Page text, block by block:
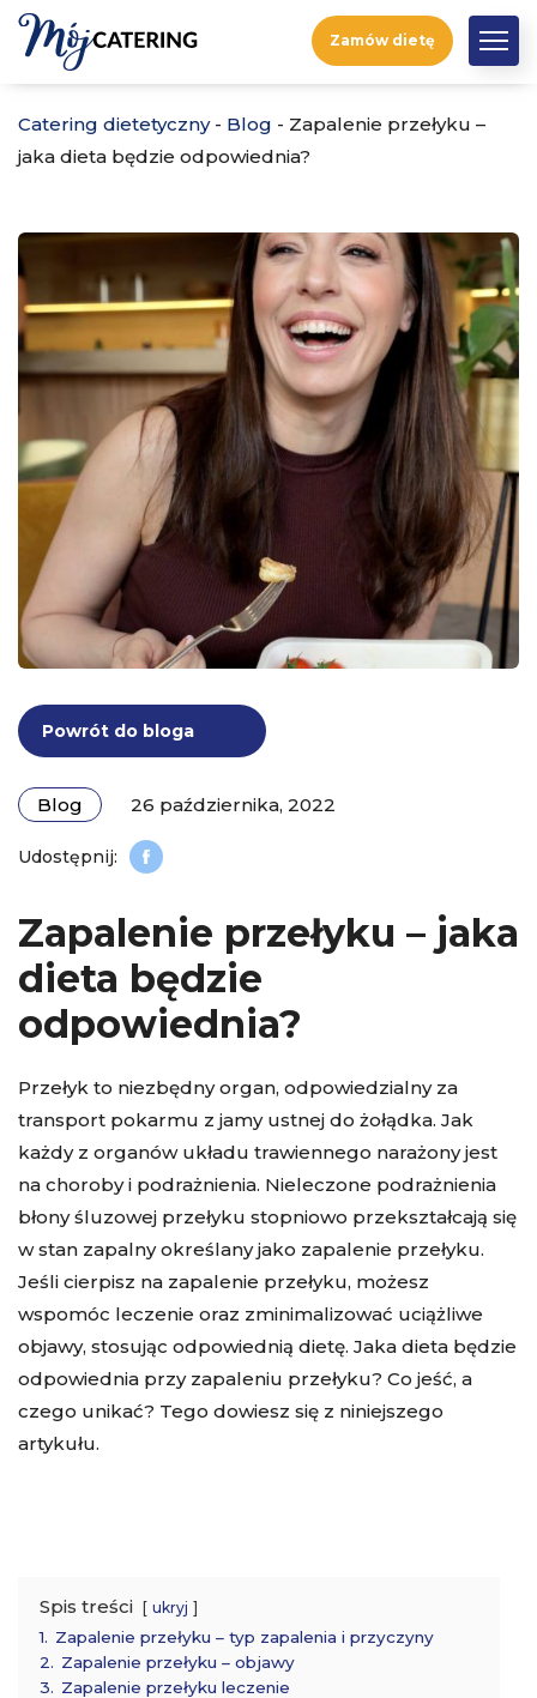
Zamów dietę
Catering dietetyczny- Blog - Zapalenie przełyku –
jaka dieta będzie odpowiednia?
Powrót do bloga
Blog 26 października, 2022
Zapalenie przełyku – jaka
dieta będzie
odpowiednia?
Przełyk to niezbędny organ, odpowiedzialny za
transport pokarmu z jamy ustnej do żołądka. Jak
każdy z organów układu trawiennego narażony jest
na choroby i podrażnienia. Nieleczone podrażnienia
błony śluzowej przełyku stopniowo przekształcają się
w stan zapalny określany jako zapalenie przełyku.
Jeśli cierpisz na zapalenie przełyku, możesz
wspomóc leczenie oraz zminimalizować uciążliwe
objawy, stosując odpowiednią dietę. Jaka dieta będzie
odpowiednia przy zapaleniu przełyku? Co jeść, a
czego unikać? Tego dowiesz się z niniejszego
artykułu.
Spis treści ukryj
1. Zapalenie przełyku – typ zapalenia i przyczyny
2. Zapalenie przełyku – objawy
3. Zapalenie przełyku leczenie